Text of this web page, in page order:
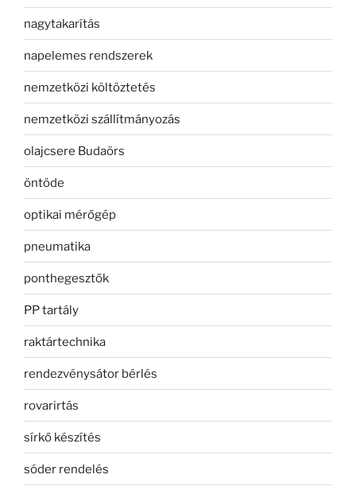
nagytakarítás
napelemes rendszerek
nemzetközi költöztetés
nemzetközi szállítmányozás
olajcsere Budaörs
öntöde
optikai mérőgép
pneumatika
ponthegesztők
PP tartály
raktártechnika
rendezvénysátor bérlés
rovarirtás
sírkő készítés
sóder rendelés